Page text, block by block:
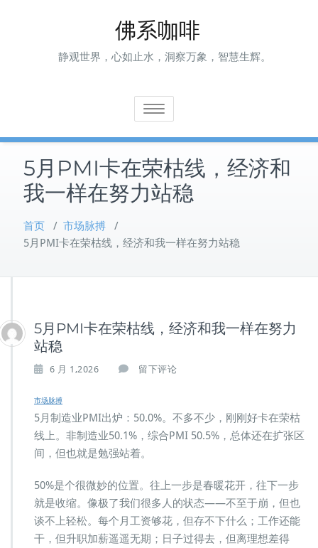
佛系咖啡
静观世界，心如止水，洞察万象，智慧生辉。
Toggle navigation
5月PMI卡在荣枯线，经济和
我一样在努力站稳
首页 / 市场脉搏 /
5月PMI卡在荣枯线，经济和我一样在努力站稳
5月PMI卡在荣枯线，经济和我一样在努力
站稳
6 月 1,2026 留下评论
市场脉搏
5月制造业PMI出炉：50.0%。不多不少，刚刚好卡在荣枯
线上。非制造业50.1%，综合PMI 50.5%，总体还在扩张区
间，但也就是勉强站着。
50%是个很微妙的位置。往上一步是春暖花开，往下一步
就是收缩。像极了我们很多人的状态——不至于崩，但也
谈不上轻松。每个月工资够花，但存不下什么；工作还能
干，但升职加薪遥遥无期；日子过得去，但离理想差得